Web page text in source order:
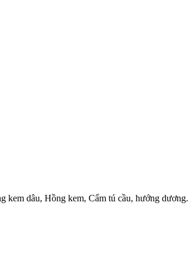
kem dâu, Hồng kem, Cẩm tú cầu, hướng dương.